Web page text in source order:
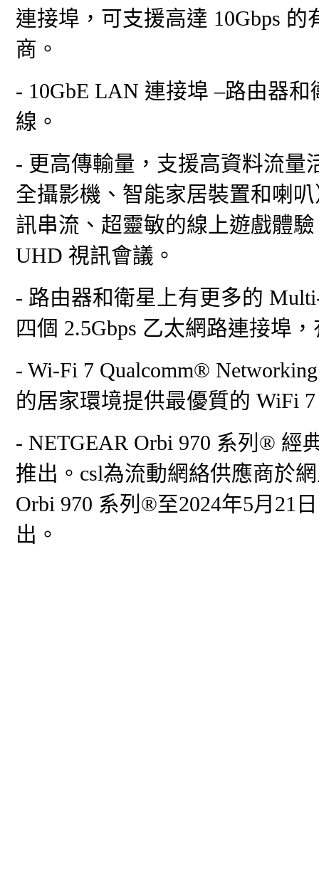
連接埠，可支援高達 10Gbps
商。
- 10GbE LAN 連接埠 –路由器
線。
- 更高傳輸量，支援高資料流量
全攝影機、智能家居裝置和喇
訊串流、超靈敏的線上遊戲體
UHD 視訊會議。
- 路由器和衛星上有更多的
四個 2.5Gbps 乙太網路連接埠
- Wi-Fi 7 Qualcomm®
的居家環境提供最優質的 WiFi
- NETGEAR Orbi 970 系列® 經
推出。csl為流動網絡供應商於
Orbi 970 系列®至2024年5月21
出。